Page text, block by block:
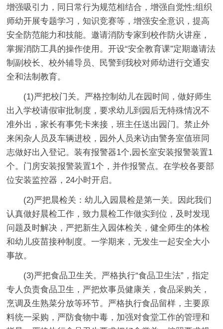
增强吸引力，同日常行为规范相结合，增强自觉性;组织
师幼开展专题学习，知识竞赛等，增强安全意识，提高
安全防范能力和技能。邀请消防专家到校作防火讲座，
掌握消防工具的操作使用。开设“安全教育课”定期邀请法
制副校长、校外辅导员、民警到我校对师幼进行交通安
全和法制教育。
(1)严把校门关。严格控制幼儿在园时间，做好师生
出入学校请假审批制度，要求幼儿到园后无特殊情况不
准外出，家长有事凭卡来接，班主任送出园门。禁止外
来闲杂人员及车辆进校，园外人员来访由警务室值班同
志做好出入登记。装有报警器1个,园长室安装报警装置1
个。门房安装报警装置1个，并作报警点。在学校各要部
位安装监控器，24小时开启。
(2)严把晨检关：幼儿入园晨检是第一关。因此我们
认真做好晨检工作，致力晨检工作做实到位，及时发现
问题及时解决，严把新生入园体检关，健全师生的体检
和幼儿疫苗接种制度。一学期来，无发生一起安全大小
事故。
(3)严把食品卫生关。严格执行“食品卫生法”，指定
专人负责食品卫生，严把炊事员健康关，食品采购关，
烹调及生熟菜分放等环节。严格执行食品留样，主要原
料统一采购，严防食物中毒，加强对食堂工作的管理和